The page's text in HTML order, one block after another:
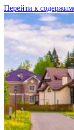
Перейти к